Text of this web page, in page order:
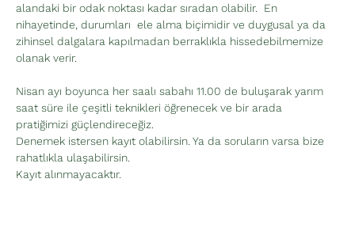
alandaki bir odak noktası kadar sıradan olabilir.  En
nihayetinde, durumları  ele alma biçimidir ve duygusal ya da
zihinsel dalgalara kapılmadan berraklıkla hissedebilmemize
olanak verir.
Nisan ayı boyunca her saalı sabahı 11.00 de buluşarak yarım
saat süre ile çeşitli teknikleri öğrenecek ve bir arada
pratiğimizi güçlendireceğiz.
Denemek istersen kayıt olabilirsin. Ya da soruların varsa bize
rahatlıkla ulaşabilirsin.
Kayıt alınmayacaktır.